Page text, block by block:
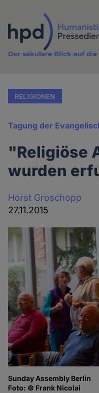
Inhalt
Der säkulare Blick auf die
RELIGIONEN
Tagung der
"Religiöse
wurden
Horst Groschopp
27.11.2015
Sunday Assembly Berlin
Foto: © Frank Nicolai